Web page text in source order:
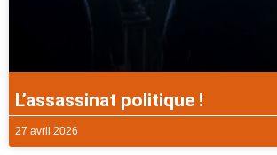
L’assassinat politique !
27 avril 2026